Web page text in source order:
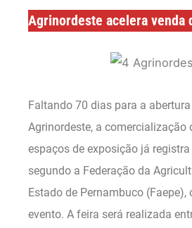
Agrinordeste acelera venda
Faltando 70 dias para a abertura
Agrinordeste, a comercialização
espaços de exposição já
segundo a Federação da
Estado de Pernambuco
evento. A feira será realizada